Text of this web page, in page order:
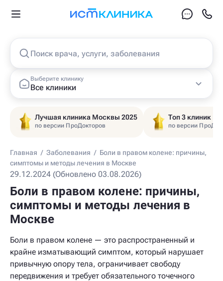
Поиск врача, услуги, заболевания
Выберите клинику
Все клиники
Лучшая клиника Москвы 2025
по версии ПроДокторов
Топ 3 клиник
по версии
Главная / Заболевания / Боли в правом колене: причины,
симптомы и методы лечения в Москве
29.12.2024 (Обновлено 03.08.2026)
Боли в правом колене: причины,
симптомы и методы лечения в
Москве
Боли в правом колене — это распространенный и
крайне изматывающий симптом, который нарушает
привычную опору тела, ограничивает свободу
передвижения и требует обязательного точечного